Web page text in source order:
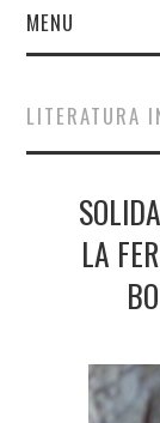
MENU
HACER
PRENSA Y
LITERATURA
LA